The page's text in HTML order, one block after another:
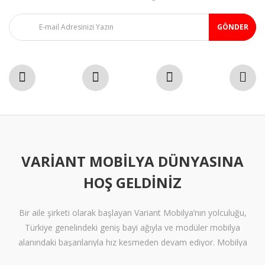
GÖNDER
VARIANT MOBILYA DÜNYASINA
HOŞ GELDINIZ
Bir aile şirketi olarak başlayan Variant Mobilya’nın yolculuğu,
Türkiye genelindeki geniş bayi ağıyla ve modüler mobilya
alanındaki başarılarıyla hız kesmeden devam ediyor. Mobilya